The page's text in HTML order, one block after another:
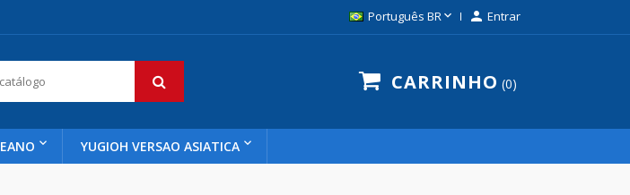
Português BR  Entrar
CARRINHO 0
YUGIOH VERSAO ASIATICA